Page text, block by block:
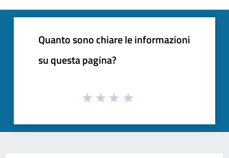
Quanto sono chiare le informazioni
su questa pagina?